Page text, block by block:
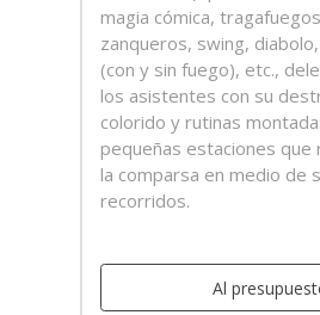
magia cómica,
zanqueros, swing,
(con y sin fuego), etc.,
los asistentes con su
colorido y rutinas
pequeñas estaciones que
la comparsa en medio de
recorridos.
Al